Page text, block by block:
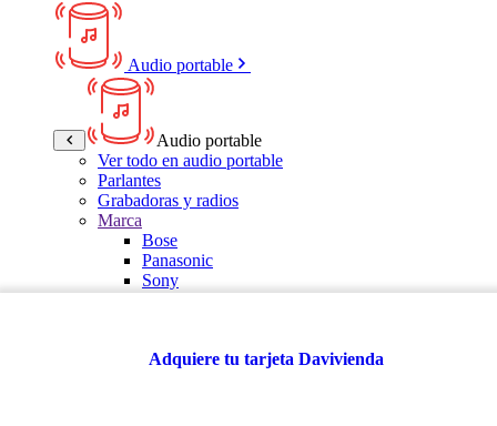
Audio portable
Audio portable
Ver todo en audio portable
Parlantes
Grabadoras y radios
Marca
Bose
Panasonic
Sony
Multitech
Adquiere tu tarjeta Davivienda